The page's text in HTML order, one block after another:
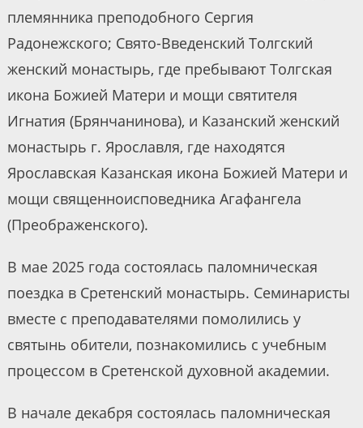
племянника преподобного Сергия
Радонежского; Свято-Введенский Толгский
женский монастырь, где пребывают Толгская
икона Божией Матери и мощи святителя
Игнатия (Брянчанинова), и Казанский женский
монастырь г. Ярославля, где находятся
Ярославская Казанская икона Божией Матери и
мощи священноисповедника Агафангела
(Преображенского).
В мае 2025 года состоялась паломническая
поездка в Сретенский монастырь. Семинаристы
вместе с преподавателями помолились у
святынь обители, познакомились с учебным
процессом в Сретенской духовной академии.
В начале декабря состоялась паломническая